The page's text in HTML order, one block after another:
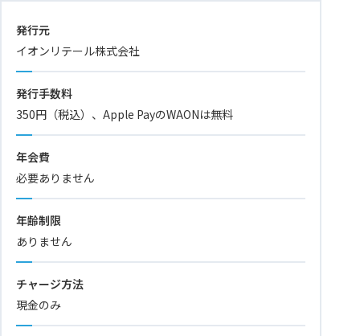
発行元
イオンリテール株式会社
発行手数料
350円（税込）、Apple PayのWAONは無料
年会費
必要ありません
年齢制限
ありません
チャージ方法
現金のみ